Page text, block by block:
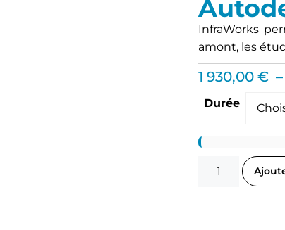
InfraWorks
amont, les
1 930,00€ –
Durée